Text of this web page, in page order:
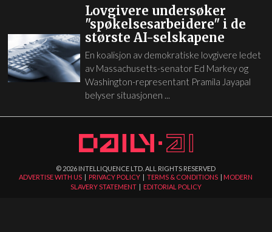
Lovgivere undersøker
"spøkelsesarbeidere" i de
største AI-selskapene
En koalisjon av demokratiske lovgivere ledet
av Massachusetts-senator Ed Markey og
Washington-representant Pramila Jayapal
belyser situasjonen ...
© 2026 INTELLIQUENCE LTD. ALL RIGHTS RESERVED
ADVERTISE WITH US | PRIVACY POLICY |TERMS & CONDITIONS | MODERN
SLAVERY STATEMENT| EDITORIAL POLICY